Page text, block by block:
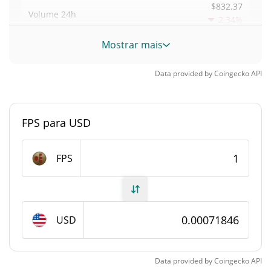
Volume 24h
$832.37
2.34%
Volume / Limite de
Posição de mercado
Fornecimento de web3war
circulação
Fornecimento total
150,000,000 FPS
Mostrar mais
Data provided byCoingeckoAPI
FPS para USD
FPS
USD
Data provided byCoingeckoAPI